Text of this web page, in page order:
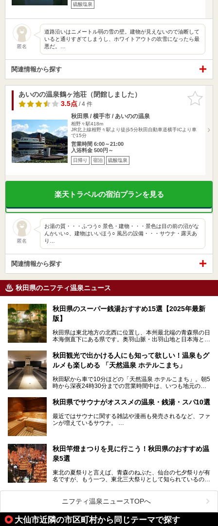
硫酸塩泉
匿名
道路沿いはニメートル弱の雪の壁。建物が見えないので油断して
いると通りすぎてしまうし、ホワイトアウトの吹雪になったら最
悪だ。…
関連情報から探す
お気に入
りに追加
あいのの温泉鶴ヶ池荘（閉館しました）
3.5点/ 4 件
秋田県 / 横手市 / あいのの温泉
相野々駅418m
JR北上線相野々駅より徒歩5分秋田自動車道横手ICより車
で15分
営業時間 6:00～21:00
入浴料金 500円～
日帰り 宿泊 硫酸塩泉
楽天トラベルの宿泊プランを見る
匿名
お湯の質・・・ふつう○ 景色・建物・・・景色は目の前の沼がな
んかいい○、建物はいいほう○ 風呂の設備・・・サウナ・露天あ
り…
関連情報から探す
秋田県のニフティ温泉ニュース
秋田県のスーパー銭湯おすすめ15選【2025年最新
版】
秋田県は東北地方の北西に位置し、本州最北端の青森県の日
本海側直下にある県です。奥羽山脈・出羽山地と日本海とい
界自然遺産に登録された白神山地のほか、多くの国立公園・
国定公園を擁しています。
「あきたこまち」に代表される米の生産量は国内第3位。米
ハタハタ・しょっつる（魚醤）といった独特の食材も豊富で
す。
げ」など、全国的に有名な催しも多い秋田県。観光旅行にも
役立つ、県内のおすすめスーパー銭湯＆立ち寄り湯情報をご
紹介します。
秋田観光で出かける人にも知って欲しい！温泉もグ
ルメも楽しめる 「天然温泉 ホテルこまち」
秋田駅から車で10分ほどの「天然温泉 ホテルこまち」。朝5
時から深夜24時30分までの営業時間中は、いつも地元の人
岩盤浴入り放題なのに1泊3,500円からと破格の安さ！
観光にも便利な「天然温泉 ホテルこまち」の魅力をたっぷ
りお届けします。
秋田県でサウナがオススメの温泉・銭湯・スパ10選
最近ではサウナに関する雑誌や漫画も発売されるなど、ファ
ンが増えているサウナ。
こだわりを持つ施設も増えています。
今回はそんな今話題のサウナが楽しめる、秋田県内にあるオ
ススメ温泉・銭湯・スパを10件まとめてご紹介します。
秋田竿燈まつりを見に行こう！秋田県のおすすめ温
泉5選
東北の夏祭りと言えば、青森のねぶた、仙台の七夕祭りが有
名ですが、もう一つ、東北三大祭りとして知られているのが
毎年8月3日から6日に行われる「秋田竿燈まつり」は、たく
さんの提灯をぶらさげた大きな竿燈を「ドッコイショ」の掛
け声にあわせて秋田駅周辺を練り歩きます。
ニフティ温泉ニュースTOPへ
大仙市近隣の市区町村から同じテーマで探す